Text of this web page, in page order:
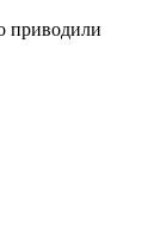
приводили